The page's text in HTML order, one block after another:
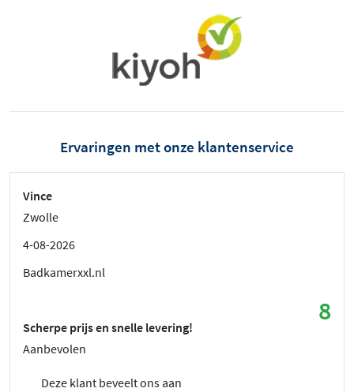
Ervaringen met onze klantenservice
Vince
Zwolle
4-08-2026
Badkamerxxl.nl
8
Scherpe prijs en snelle levering!
Aanbevolen
Deze klant beveelt ons aan